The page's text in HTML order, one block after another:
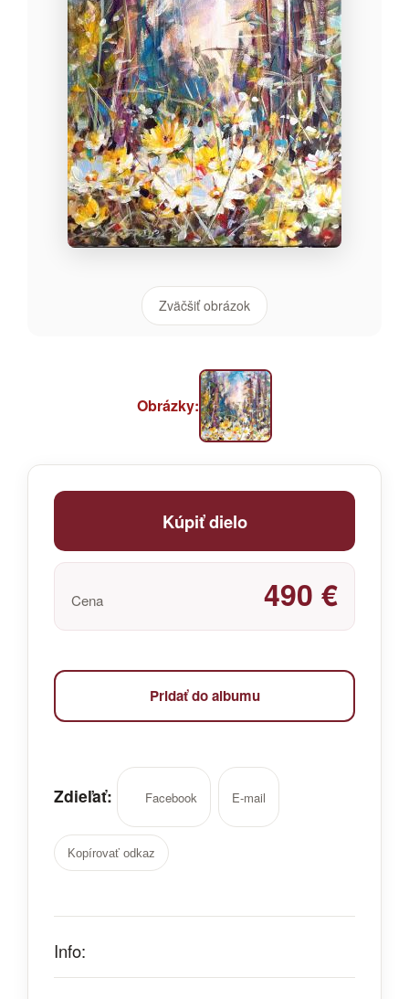
Zväčšiť obrázok
Obrázky:
Kúpiť dielo
Cena 490 €
Pridať do albumu
Zdieľať: Facebook E-mail
Kopírovať odkaz
Info: